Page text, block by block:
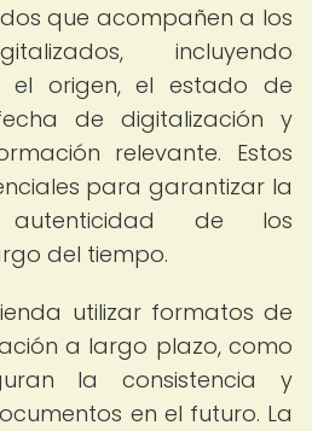
que acompañen a los
incluyendo
el origen, el estado de
de digitalización y
relevante. Estos
para garantizar la
de los
del tiempo.
utilizar formatos de
a largo plazo, como
la consistencia y
en el futuro. La